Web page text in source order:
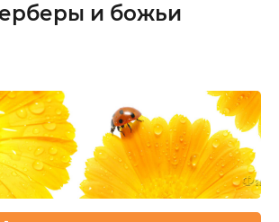
и божьи